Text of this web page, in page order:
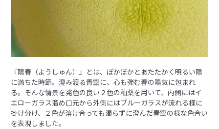
『陽春（ようしゅん）』とは、ぽかぽかとあたたかく明るい陽
に満ちた時節。澄み渡る青空に、心も弾む春の陽気に包まれ
る。そんな情景を発色の良い２色の釉薬を用いて、内側にはイ
エローガラス溜め口元から外側にはブルーガラスが流れる様に
掛け分け、２色が溶け合っても濁らずに澄んだ春空の様な色合い
を表現しました。